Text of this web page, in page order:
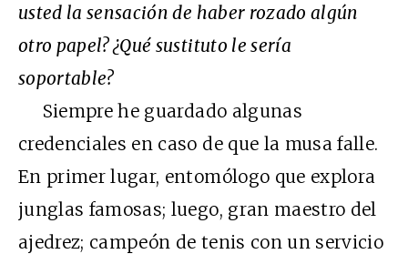
usted la sensación de haber rozado algún
otro papel? ¿Qué sustituto le sería
soportable?
Siempre he guardado algunas
credenciales en caso de que la musa falle.
En primer lugar, entomólogo que explora
junglas famosas; luego, gran maestro del
ajedrez; campeón de tenis con un servicio